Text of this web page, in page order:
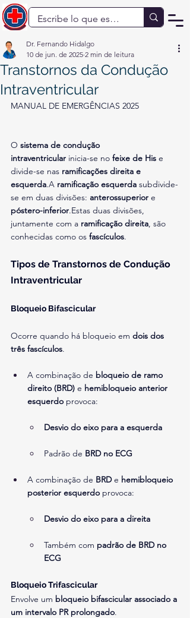
Transtornos da Condução
Intraventricular
Dr. Fernando Hidalgo
10 de jun. de 2025 2 min de leitura
MANUAL DE EMERGÊNCIAS 2025
O sistema de condução
intraventricular inicia-se no feixe de His e
divide-se nas ramificações direita e
esquerda.A ramificação esquerda subdivide-
se em duas divisões: anterossuperior e
póstero-inferior.Estas duas divisões,
juntamente com a ramificação direita, são
conhecidas como os fascículos.
Tipos de Transtornos de Condução
Intraventricular
Bloqueio Bifascicular
Ocorre quando há bloqueio em dois dos
três fascículos.
A combinação de bloqueio de ramo
direito (BRD) e hemibloqueio anterior
esquerdo provoca:
Desvio do eixo para a esquerda
Padrão de BRD no ECG
A combinação de BRD e hemibloqueio
posterior esquerdo provoca:
Desvio do eixo para a direita
Também com padrão de BRD no
ECG
Bloqueio Trifascicular
Envolve um bloqueio bifascicular associado a
um intervalo PR prolongado.